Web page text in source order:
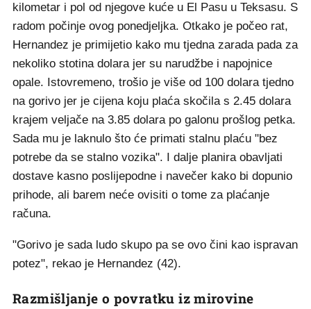
kilometar i pol od njegove kuće u El Pasu u Teksasu. S
radom počinje ovog ponedjeljka. Otkako je počeo rat,
Hernandez je primijetio kako mu tjedna zarada pada za
nekoliko stotina dolara jer su narudžbe i napojnice
opale. Istovremeno, trošio je više od 100 dolara tjedno
na gorivo jer je cijena koju plaća skočila s 2.45 dolara
krajem veljače na 3.85 dolara po galonu prošlog petka.
Sada mu je laknulo što će primati stalnu plaću "bez
potrebe da se stalno vozika". I dalje planira obavljati
dostave kasno poslijepodne i navečer kako bi dopunio
prihode, ali barem neće ovisiti o tome za plaćanje
računa.
"Gorivo je sada ludo skupo pa se ovo čini kao ispravan
potez", rekao je Hernandez (42).
Razmišljanje o povratku iz mirovine